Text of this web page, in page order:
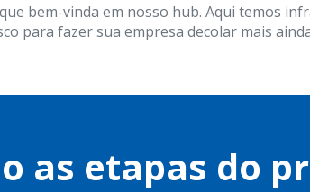
bem-vinda em nosso hub. Aqui temos
para fazer sua empresa decolar mais
as etapas do